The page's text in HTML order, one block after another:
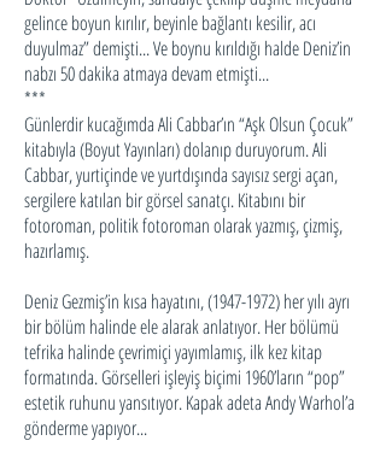
gelince boyun kırılır, beyinle bağlantı kesilir, acı
duyulmaz” demişti... Ve boynu kırıldığı halde Deniz’in
nabzı 50 dakika atmaya devam etmişti...
***
Günlerdir kucağımda Ali Cabbar’ın “Aşk Olsun Çocuk”
kitabıyla (Boyut Yayınları) dolanıp duruyorum. Ali
Cabbar, yurtiçinde ve yurtdışında sayısız sergi açan,
sergilere katılan bir görsel sanatçı. Kitabını bir
fotoroman, politik fotoroman olarak yazmış, çizmiş,
hazırlamış.
Deniz Gezmiş’in kısa hayatını,(1947-1972)her yılı ayrı
bir bölüm halinde ele alarak anlatıyor. Her bölümü
tefrika halinde çevrimiçi yayımlamış, ilk kez kitap
formatında. Görselleri işleyiş biçimi 1960’ların “pop”
estetik ruhunu yansıtıyor. Kapak adeta Andy Warhol’a
gönderme yapıyor...